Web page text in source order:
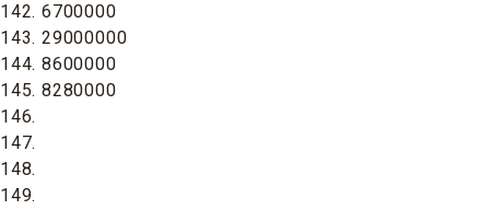
142. 6700000
143. 29000000
144. 8600000
145. 8280000
146.
147.
148.
149.